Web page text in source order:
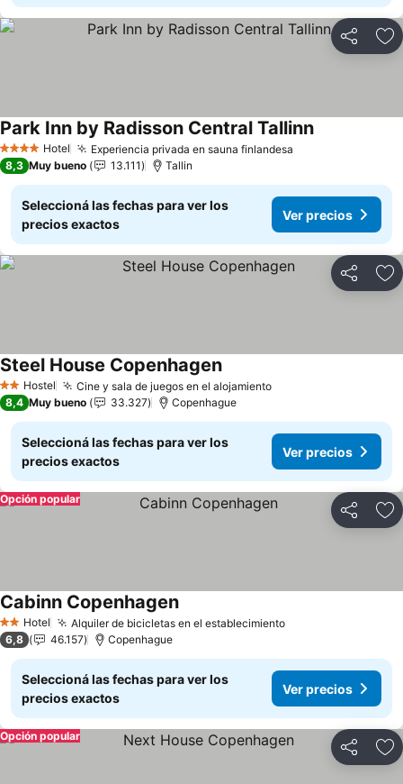
Compartir
4 EstrellasHotel Experiencia privada en sauna finlandesa
Park Inn by Radisson Central TallinnVer precios
8,3 Muy bueno 13.111 Tallin
Seleccioná las fechas para ver los
precios exactos
Ver precios
Compartir
2 Estrellas
Hostel Cine y sala de juegos en el alojamientoVer precios
Steel House CopenhagenVer precios
8,4 Muy bueno 33.327 Copenhague
Seleccioná las fechas para ver los
precios exactos
Ver precios
Compartir
Opción popular
2 Estrellas
Hotel Alquiler de bicicletas en el establecimientoVer precios
Cabinn CopenhagenVer precios
6,8 46.157 Copenhague
Seleccioná las fechas para ver los
precios exactos
Ver precios
Compartir
Opción popular